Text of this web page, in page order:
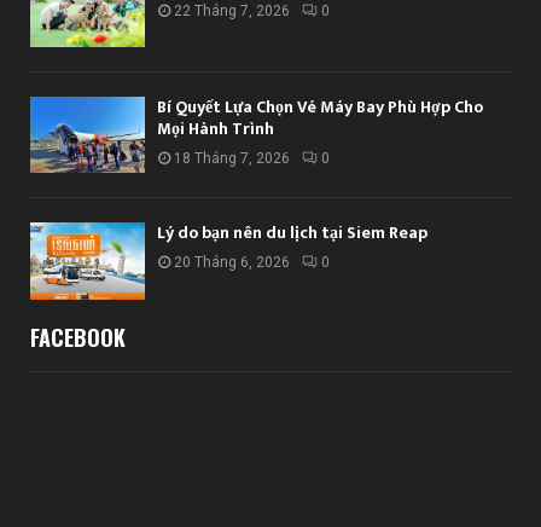
22 Tháng 7, 2026 0
Bí Quyết Lựa Chọn Vé Máy Bay Phù Hợp Cho
Mọi Hành Trình
18 Tháng 7, 2026 0
Lý do bạn nên du lịch tại Siem Reap
20 Tháng 6, 2026 0
FACEBOOK